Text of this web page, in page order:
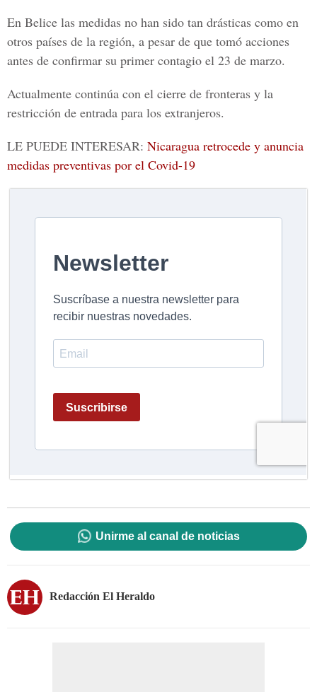
En Belice las medidas no han sido tan drásticas como en
otros países de la región, a pesar de que tomó acciones
antes de confirmar su primer contagio el 23 de marzo.
Actualmente continúa con el cierre de fronteras y la
restricción de entrada para los extranjeros.
LE PUEDE INTERESAR: Nicaragua retrocede y anuncia
medidas preventivas por el Covid-19
Unirme al canal de noticias
Redacción El Heraldo